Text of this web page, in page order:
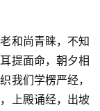
和尚青睐，不知
提面命，朝夕相
我们学楞严经，
上殿诵经，出坡